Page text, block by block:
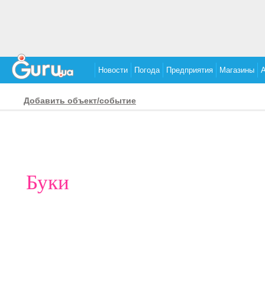
Новости Погода Предприятия Магазины
Добавить объект/событие
Буки